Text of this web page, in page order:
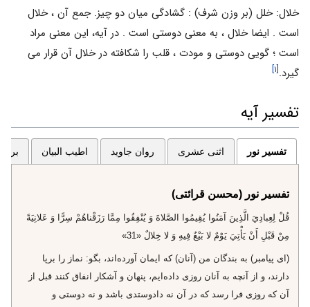
خلال: خلل (بر وزن شرف) : گشادگى ميان دو چيز. جمع آن ، خلال
است . ايضا خلال ، به معنى دوستى است . در آيه، اين معنى مراد
است ؛ گويى دوستى و مودت ، قلب را شكافته در خلال آن قرار مى‏
گيرد.[۱]
تفسیر آیه
تفسیر نور اثنی عشری روان جاوید اطیب البیان
تفسیر نور (محسن قرائتی)
قُلْ لِعِبادِيَ الَّذِينَ آمَنُوا يُقِيمُوا الصَّلاةَ وَ يُنْفِقُوا مِمَّا رَزَقْناهُمْ سِرًّا وَ عَلانِيَةً
مِنْ قَبْلِ أَنْ يَأْتِيَ يَوْمٌ لا بَيْعٌ فِيهِ وَ لا خِلالٌ «31»
(اى پيامبر) به بندگان من (آنان) كه ايمان آورده‌اند، بگو: نماز را برپا
دارند، و از آنچه به آنان روزى داده‌ايم، پنهان و آشكار انفاق كنند قبل از
آن كه روزى فرا رسد كه در آن نه دادوستدى باشد و نه دوستى و